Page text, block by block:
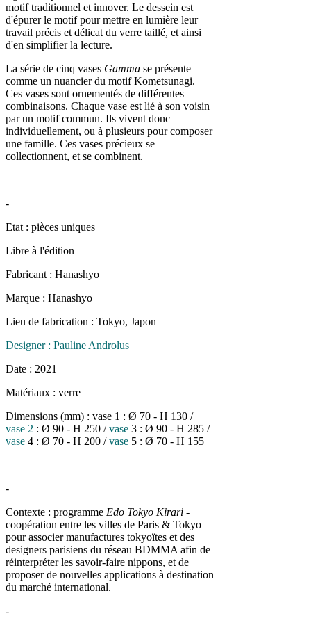
motif traditionnel et innover. Le dessein est
d'épurer le motif pour mettre en lumière leur
travail précis et délicat du verre taillé, et ainsi
d'en simplifier la lecture.
La série de cinq vases Gamma se présente
comme un nuancier du motif Kometsunagi.
Ces vases sont ornementés de différentes
combinaisons. Chaque vase est lié à son voisin
par un motif commun. Ils vivent donc
individuellement, ou à plusieurs pour composer
une famille. Ces vases précieux se
collectionnent, et se combinent.
-
Etat : pièces uniques
Libre à l'édition
Fabricant : Hanashyo
Marque : Hanashyo
Lieu de fabrication : Tokyo, Japon
Designer : Pauline Androlus
Date : 2021
Matériaux : verre
Dimensions (mm) : vase 1 : Ø 70 - H 130 /
vase 2 : Ø 90 - H 250 /vase 3 : Ø 90 - H 285 /
vase 4 : Ø 70 - H 200 /vase 5 : Ø 70 - H 155
-
Contexte : programme Edo Tokyo Kirari -
coopération entre les villes de Paris & Tokyo
pour associer manufactures tokyoïtes et des
designers parisiens du réseau BDMMA afin de
réinterpréter les savoir-faire nippons, et de
proposer de nouvelles applications à destination
du marché international.
-